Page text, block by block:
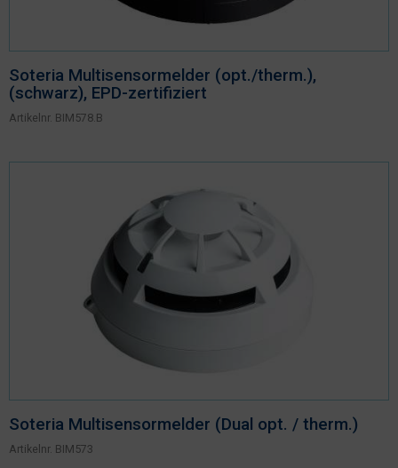
Soteria Multisensormelder (opt./therm.),
(schwarz), EPD-zertifiziert
Artikelnr. BIM578.B
Soteria Multisensormelder (Dual opt. / therm.)
Artikelnr. BIM573